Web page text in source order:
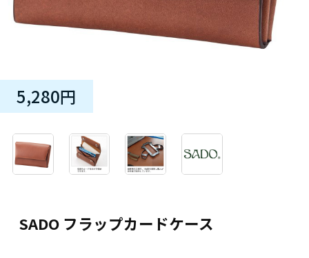
SADO フラップカードケース
5,280円